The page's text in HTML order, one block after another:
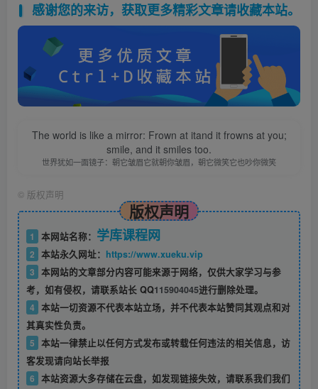
感谢您的来访，获取更多精彩文章请收藏本站。
The world is like a mirror: Frown at itand it frowns at you;
smile, and it smiles too.
世界犹如一面镜子：朝它皱眉它就朝你皱眉，朝它微笑它也吵你微笑
© 版权声明
版权声明
1 本网站名称： 学库课程网
2 本站永久网址： https://www.xueku.vip
3 本网站的文章部分内容可能来源于网络，仅供大家学习与参
考，如有侵权，请联系站长 QQ115904045进行删除处理。
4 本站一切资源不代表本站立场，并不代表本站赞同其观点和对
其真实性负责。
5 本站一律禁止以任何方式发布或转载任何违法的相关信息，访
客发现请向站长举报
6 本站资源大多存储在云盘，如发现链接失效，请联系我们我们